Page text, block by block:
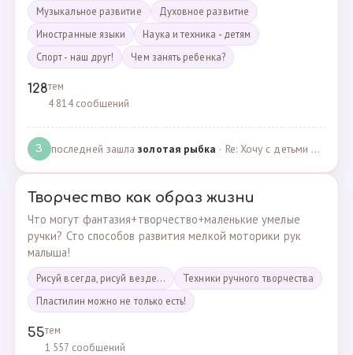
Музыкальное развитие
Духовное развитие
Иностранные языки
Наука и техника - детям
Спорт - наш друг!
Чем занять ребенка?
128тем
4 814 сообщений
З последней зашлазолотая рыбка · Re: Хочу с детьми поехать на следующей неделе в Сан… · 19.05.2024
Творчество как образ жизни
Что могут фантазия+творчество+маленькие умелые
ручки? Сто способов развития мелкой моторики рук
малыша!
Рисуй всегда, рисуй везде...
Техники ручного творчества
Пластилин можно не только есть!
55тем
1 557 сообщений